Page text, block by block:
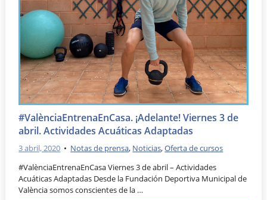
#ValènciaEntrenaEnCasa. ¡Adelante! Viernes 3 de
abril. Actividades Acuáticas Adaptadas
3 abril, 2020 • Notas de prensa, Noticias,Oferta de cursos
#ValènciaEntrenaEnCasa Viernes 3 de abril – Actividades
Acuáticas Adaptadas Desde la Fundación Deportiva Municipal de
València somos conscientes de la …